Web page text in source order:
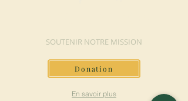
SOUTENIR NOTRE MISSION
Donation
En savoir plus